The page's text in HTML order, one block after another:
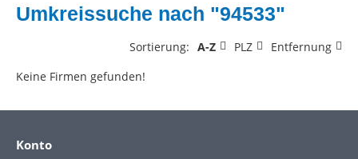
Umkreissuche nach "94533"
Sortierung: A-Z PLZ
Entfernung
Keine Firmen gefunden!
Konto